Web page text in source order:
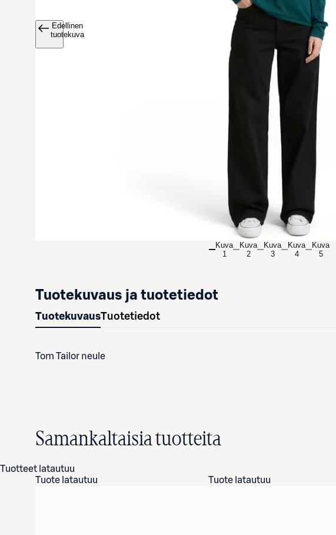
Avaa tuotekuva suurennettuna
Edellinen
tuotekuva
Kuva
1
Kuva
2
Kuva
3
Kuva
4
Kuva
5
Tuotekuvaus ja tuotetiedot
TuotekuvausTuotetiedot
Tom Tailor neule
Samankaltaisia tuotteita
Tuotteet latautuu
Tuote latautuu
Tuote latautuu